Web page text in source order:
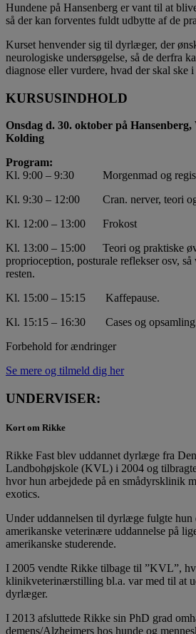
Hundene på Hansenberg er vant til at
så der kan forventes fuldt udbytte af de
Kurset henvender sig til dyrlæger, der
neurologiske undersøgelse, så de derfra
diagnose eller vurdere, hvad der skal ske
KURSUSINDHOLD
Onsdag d. 30. oktober på
Kolding
Program:
Kl. 9:00 – 9:30 Morgenmad og
Kl. 9:30 – 12:00 Cran. nerver, teori og
Kl. 12:00 – 13:00 Frokost
Kl. 13:00 – 15:00 Teori og praktiske
proprioception, posturale reflekser osv,
resten.
Kl. 15:00 – 15:15 Kaffepause.
Kl. 15:15 – 16:30 Cases og
Forbehold for ændringer
Se mere og tilmeld dig her
UNDERVISER:
Kort om Rikke
Rikke Fast blev uddannet dyrlæge fra
Landbohøjskole (KVL) i 2004 og
hvor hun arbejdede på en smådyrsklinik
exotics.
Under uddannelsen til dyrlæge fulgte hun
amerikanske veterinære uddannelse på
amerikanske studerende.
I 2005 vendte Rikke tilbage til ”KVL”,
klinikveterinærstilling bl.a. var med til at
dyrlæger.
I 2013 afsluttede Rikke sin PhD grad
demens/Alzheimers hos hunde og